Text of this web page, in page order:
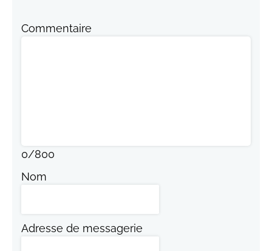
Commentaire
0/800
Nom
Adresse de messagerie